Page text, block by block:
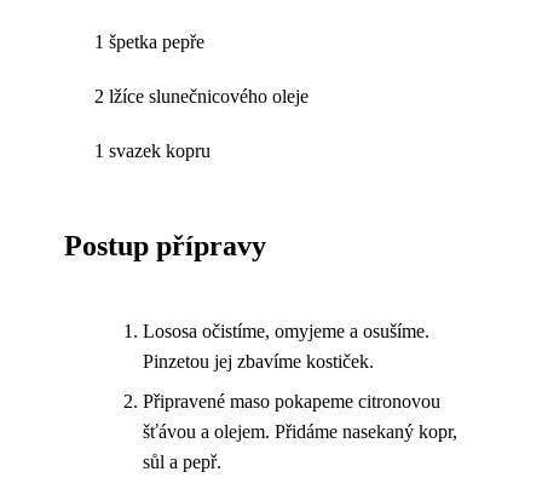
1 špetka pepře
2 lžíce slunečnicového oleje
1 svazek kopru
Postup přípravy
Lososa očistíme, omyjeme a osušíme.
Pinzetou jej zbavíme kostiček.
Připravené maso pokapeme citronovou
šťávou a olejem. Přidáme nasekaný kopr,
sůl a pepř.